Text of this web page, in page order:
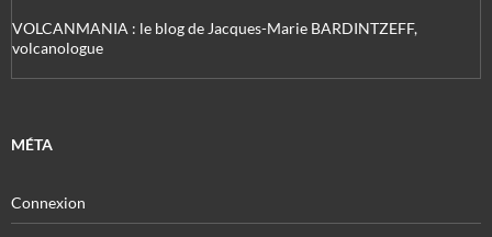
VOLCANMANIA : le blog de Jacques-Marie BARDINTZEFF,
volcanologue
MÉTA
Connexion